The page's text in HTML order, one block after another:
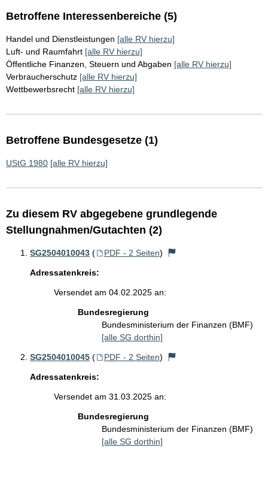
Betroffene Interessenbereiche (5)
Handel und Dienstleistungen [alle RV hierzu]
Luft- und Raumfahrt [alle RV hierzu]
Öffentliche Finanzen, Steuern und Abgaben [alle RV hierzu]
Verbraucherschutz [alle RV hierzu]
Wettbewerbsrecht [alle RV hierzu]
Betroffene Bundesgesetze (1)
UStG 1980 [alle RV hierzu]
Zu diesem RV abgegebene grundlegende
Stellungnahmen/Gutachten (2)
SG2504010043 ( PDF - 2 Seiten)
Adressatenkreis:
Versendet am 04.02.2025 an:
Bundesregierung
Bundesministerium der Finanzen (BMF)
[alle SG dorthin]
SG2504010045 ( PDF - 2 Seiten)
Adressatenkreis:
Versendet am 31.03.2025 an:
Bundesregierung
Bundesministerium der Finanzen (BMF)
[alle SG dorthin]